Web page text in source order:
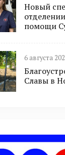
Новый
помощи
6 августа
Славы в